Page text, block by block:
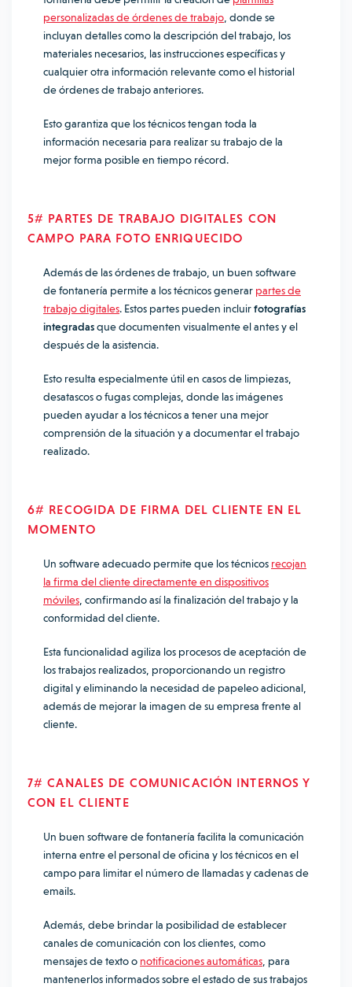
personalizadas de órdenes de trabajo , donde se
incluyan detalles como la descripción del trabajo, los
materiales necesarios, las instrucciones específicas y
cualquier otra información relevante como el historial
de órdenes de trabajo anteriores.
Esto garantiza que los técnicos tengan toda la
información necesaria para realizar su trabajo de la
mejor forma posible en tiempo récord.
5# PARTES DE TRABAJO DIGITALES CON
CAMPO PARA FOTO ENRIQUECIDO
Además de las órdenes de trabajo, un buen software
de fontanería permite a los técnicos generar partes de
trabajo digitales. Estos partes pueden incluirfotografías
integradasque documenten visualmente el antes y el
después de la asistencia.
Esto resulta especialmente útil en casos de limpiezas,
desatascos o fugas complejas, donde las imágenes
pueden ayudar a los técnicos a tener una mejor
comprensión de la situación y a documentar el trabajo
realizado.
6# RECOGIDA DE FIRMA DEL CLIENTE EN EL
MOMENTO
Un software adecuado permite que los técnicos recojan
la firma del cliente directamente en dispositivos
móviles , confirmando así la finalización del trabajo y la
conformidad del cliente.
Esta funcionalidad agiliza los procesos de aceptación de
los trabajos realizados, proporcionando un registro
digital y eliminando la necesidad de papeleo adicional,
además de mejorar la imagen de su empresa frente al
cliente.
7# CANALES DE COMUNICACIÓN INTERNOS Y
CON EL CLIENTE
Un buen software de fontanería facilita la comunicación
interna entre el personal de oficina y los técnicos en el
campo para limitar el número de llamadas y cadenas de
emails.
Además, debe brindar la posibilidad de establecer
canales de comunicación con los clientes, como
mensajes de texto o notificaciones automáticas , para
mantenerlos informados sobre el estado de sus trabajos